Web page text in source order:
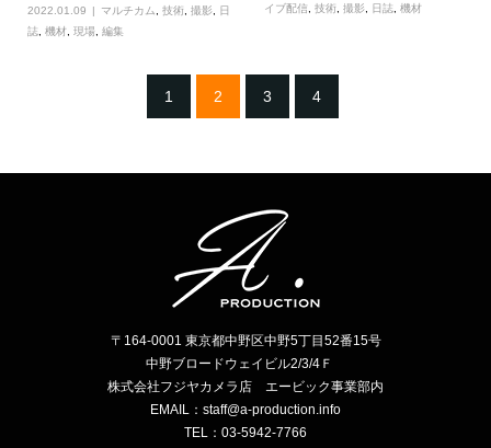
2022.01.09 マルチカム 技術, 撮影,
日
誌
機材, 現場, 編集
イブ配信
,技術 ,撮影 日誌 ,機材
1 2 3 4
〒164-0001 東京都中野区中野5丁目52番15号
中野ブロードウェイビル2/3/4Ｆ
株式会社フジヤカメラ店 エービック事業部内
EMAIL：staff@a-production.info
TEL：03-5942-7766